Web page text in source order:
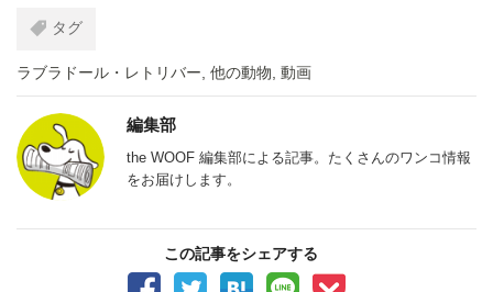
タグ
ラブラドール・レトリバー 他の動物 動画
編集部
the WOOF 編集部による記事。たくさんのワンコ情報
をお届けします。
この記事をシェアする